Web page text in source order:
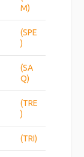
M)
(SPE
)
(SA
Q)
(TRE
)
(TRI)